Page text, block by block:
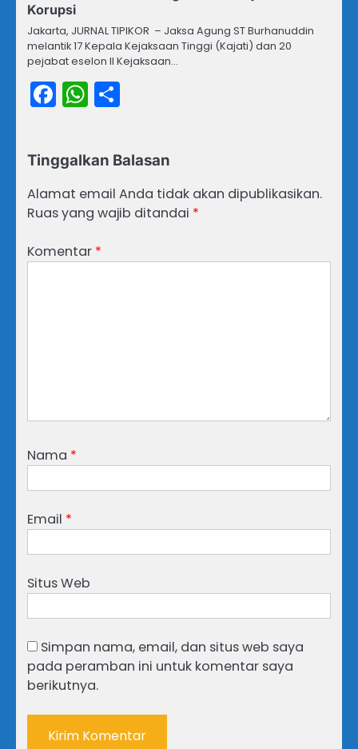
Korupsi
Jakarta, JURNAL TIPIKOR – Jaksa Agung ST Burhanuddin
melantik 17 Kepala Kejaksaan Tinggi (Kajati) dan 20
pejabat eselon II Kejaksaan…
Facebook
WhatsApp
Tinggalkan Balasan
Alamat email Anda tidak akan dipublikasikan.
Ruas yang wajib ditandai *
Komentar *
Nama *
Email *
Situs Web
Simpan nama, email, dan situs web saya
pada peramban ini untuk komentar saya
berikutnya.